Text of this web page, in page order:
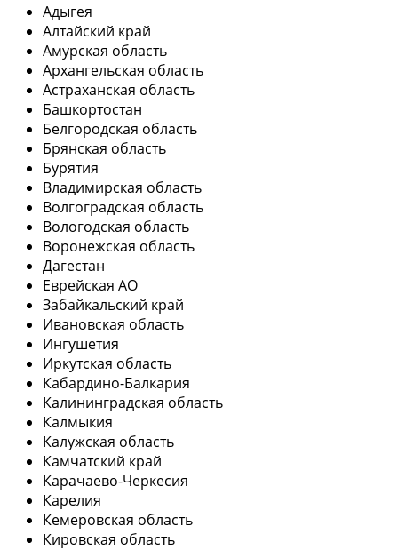
Адыгея
Алтайский край
Амурская область
Архангельская область
Астраханская область
Башкортостан
Белгородская область
Брянская область
Бурятия
Владимирская область
Волгоградская область
Вологодская область
Воронежская область
Дагестан
Еврейская АО
Забайкальский край
Ивановская область
Ингушетия
Иркутская область
Кабардино-Балкария
Калининградская область
Калмыкия
Калужская область
Камчатский край
Карачаево-Черкесия
Карелия
Кемеровская область
Кировская область